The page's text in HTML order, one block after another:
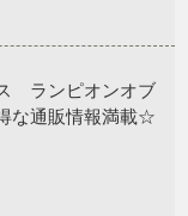
ランピオンオブ
な通販情報満載☆